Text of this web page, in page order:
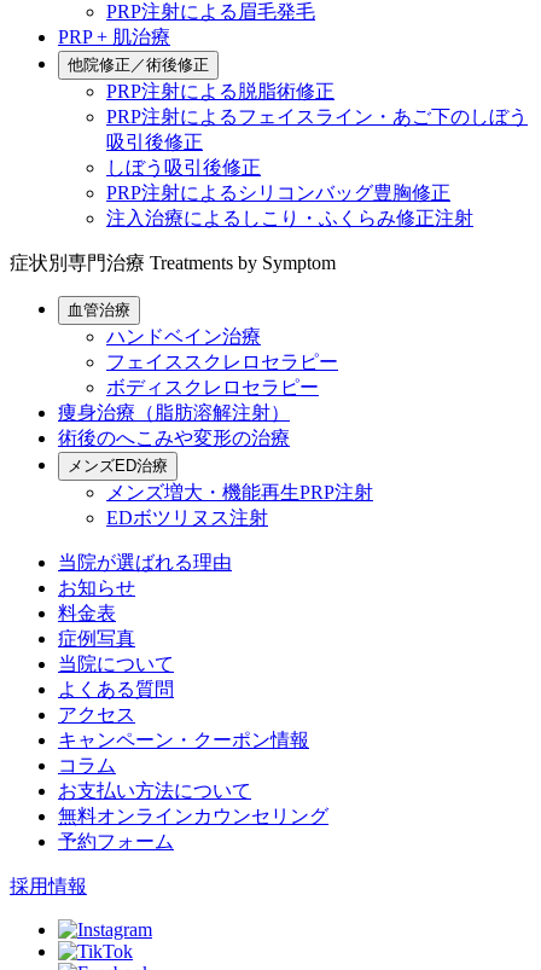
PRP注射による眉毛発毛
PRP + 肌治療
他院修正／術後修正
PRP注射による脱脂術修正
PRP注射によるフェイスライン・あご下のしぼう
吸引後修正
しぼう吸引後修正
PRP注射によるシリコンバッグ豊胸修正
注入治療によるしこり・ふくらみ修正注射
症状別専門治療 Treatments by Symptom
血管治療
ハンドベイン治療
フェイススクレロセラピー
ボディスクレロセラピー
痩身治療（脂肪溶解注射）
術後のへこみや変形の治療
メンズED治療
メンズ増大・機能再生PRP注射
EDボツリヌス注射
当院が選ばれる理由
お知らせ
料金表
症例写真
当院について
よくある質問
アクセス
キャンペーン・クーポン情報
コラム
お支払い方法について
無料オンラインカウンセリング
予約フォーム
採用情報